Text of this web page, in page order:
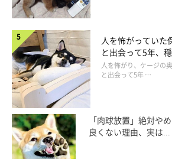
このタロさんの帰りたくない気持ちを抑え
「娘と一緒に走ってもらう」です。
人を怖がってい
と出会って5年、
の姿にグッとくる
人を怖がり、ケージの
と出会って5年 …
「肉球放置」絶対や
良くない理由、実は...